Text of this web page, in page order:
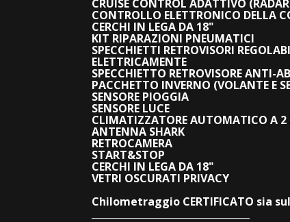
CRUISE CONTROL ADATTIVO
CONTROLLO ELETTRONICO DELLA
CERCHI IN LEGA DA 18"
KIT RIPARAZIONI PNEUMATICI
SPECCHIETTI RETROVISORI
ELETTRICAMENTE
SPECCHIETTO RETROVISORE ANTI-
PACCHETTO INVERNO (VOLANTE E
SENSORE PIOGGIA
SENSORE LUCE
CLIMATIZZATORE AUTOMATICO A 2
ANTENNA SHARK
RETROCAMERA
START&STOP
CERCHI IN LEGA DA 18"
VETRI OSCURATI PRIVACY
Chilometraggio CERTIFICATO sia
_________________________________